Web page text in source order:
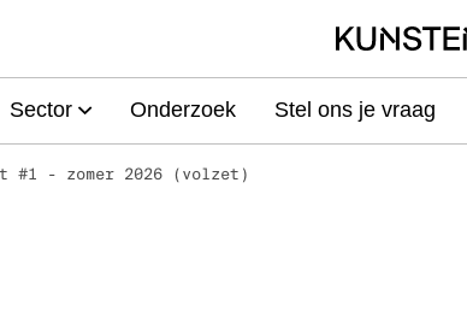
Sector Onderzoek Stel ons je vraag
#1 - zomer 2026 (volzet)